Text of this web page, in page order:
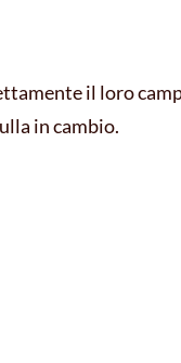
il loro
in cambio.